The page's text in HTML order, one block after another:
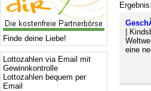
Finde deine Liebe!
Lottozahlen via Email mit
Gewinnkontrolle
Lottozahlen bequem per
Email
Ergebnis:
|
eine